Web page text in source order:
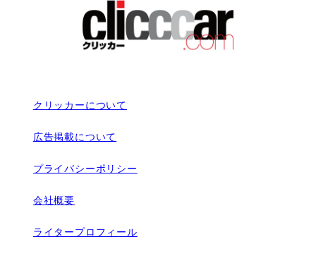
クリッカーについて
広告掲載について
プライバシーポリシー
会社概要
ライタープロフィール